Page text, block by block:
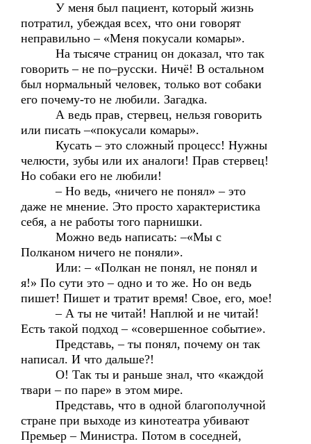
У меня был пациент, который жизнь
потратил, убеждая всех, что они говорят
неправильно – «Меня покусали комары».
На тысяче страниц он доказал, что так
говорить – не по–русски. Ничё! В остальном
был нормальный человек, только вот собаки
его почему-то не любили. Загадка.
А ведь прав, стервец, нельзя говорить
или писать –«покусали комары».
Кусать – это сложный процесс! Нужны
челюсти, зубы или их аналоги! Прав стервец!
Но собаки его не любили!
– Но ведь, «ничего не понял» – это
даже не мнение. Это просто характеристика
себя, а не работы того парнишки.
Можно ведь написать: –«Мы с
Полканом ничего не поняли».
Или: – «Полкан не понял, не понял и
я!» По сути это – одно и то же. Но он ведь
пишет! Пишет и тратит время! Свое, его, мое!
– А ты не читай! Наплюй и не читай!
Есть такой подход – «совершенное событие».
Представь, – ты понял, почему он так
написал. И что дальше?!
О! Так ты и раньше знал, что «каждой
твари – по паре» в этом мире.
Представь, что в одной благополучной
стране при выходе из кинотеатра убивают
Премьер – Министра. Потом в соседней,